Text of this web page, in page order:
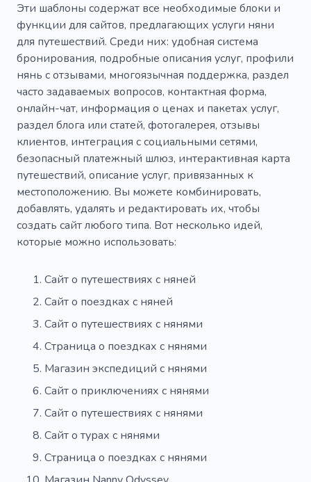
Морские путешествия
Развлечения на яхте
Авиакомпания
Открытый
Скалолазание
Моряк
Море
Дачный комплекс
Паспорт
Полет
Пространство
За границей
Европа
Эти шаблоны содержат все необходимые блоки и
функции для сайтов, предлагающих услуги няни
для путешествий. Среди них: удобная система
бронирования, подробные описания услуг, профили
нянь с отзывами, многоязычная поддержка, раздел
часто задаваемых вопросов, контактная форма,
онлайн-чат, информация о ценах и пакетах услуг,
раздел блога или статей, фотогалерея, отзывы
клиентов, интеграция с социальными сетями,
безопасный платежный шлюз, интерактивная карта
путешествий, описание услуг, привязанных к
местоположению. Вы можете комбинировать,
добавлять, удалять и редактировать их, чтобы
создать сайт любого типа. Вот несколько идей,
которые можно использовать:
Сайт о путешествиях с няней
Сайт о поездках с няней
Сайт о путешествиях с нянями
Страница о поездках с нянями
Магазин экспедиций с нянями
Сайт о приключениях с нянями
Сайт о путешествиях с нянями
Сайт о турах с нянями
Страница о поездках с нянями